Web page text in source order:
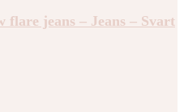
flare jeans – Jeans – Svart